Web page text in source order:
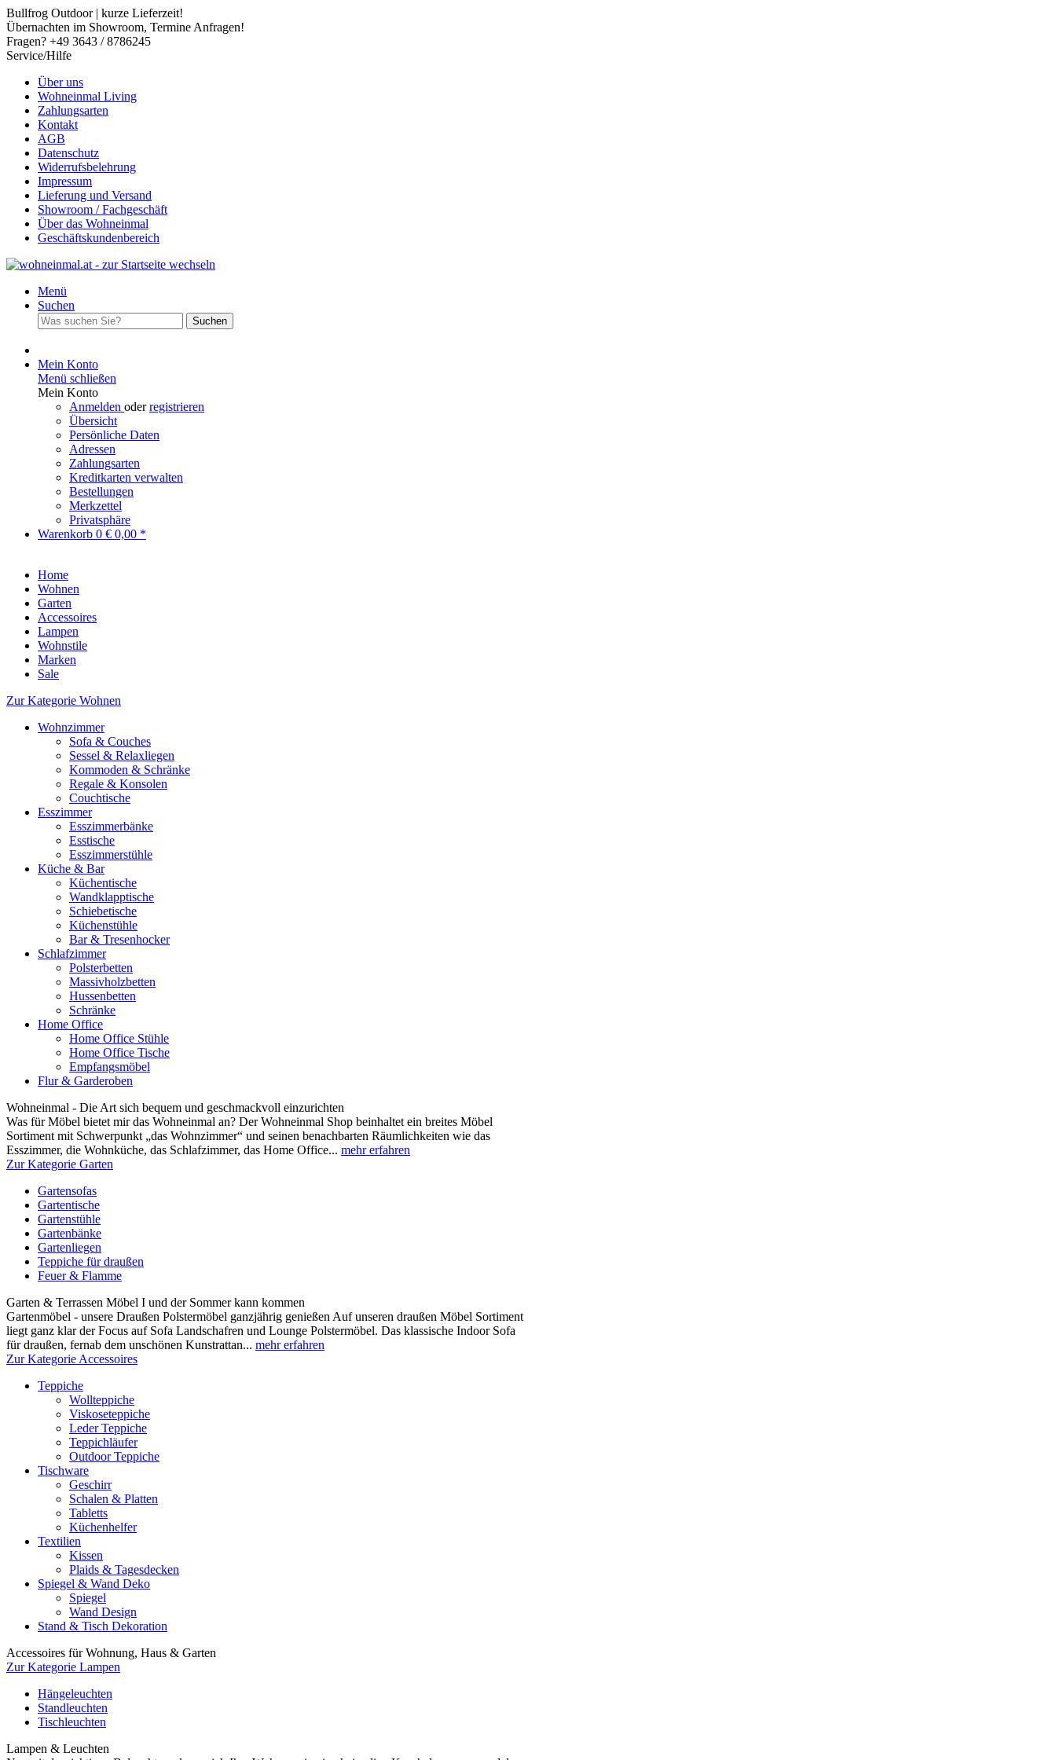
Bullfrog Outdoor | kurze Lieferzeit!
Übernachten im Showroom, Termine Anfragen!
Fragen? +49 3643 / 8786245
Service/Hilfe
Über uns
Wohneinmal Living
Zahlungsarten
Kontakt
AGB
Datenschutz
Widerrufsbelehrung
Impressum
Lieferung und Versand
Showroom / Fachgeschäft
Über das Wohneinmal
Geschäftskundenbereich
Menü
Suchen
Suchen
Mein Konto
Menü schließen
Mein Konto
Anmelden oderregistrieren
Übersicht
Persönliche Daten
Adressen
Zahlungsarten
Kreditkarten verwalten
Bestellungen
Merkzettel
Privatsphäre
Warenkorb 0 € 0,00 *
Home
Wohnen
Garten
Accessoires
Lampen
Wohnstile
Marken
Sale
Zur Kategorie Wohnen
Wohnzimmer
Sofa & Couches
Sessel & Relaxliegen
Kommoden & Schränke
Regale & Konsolen
Couchtische
Esszimmer
Esszimmerbänke
Esstische
Esszimmerstühle
Küche & Bar
Küchentische
Wandklapptische
Schiebetische
Küchenstühle
Bar & Tresenhocker
Schlafzimmer
Polsterbetten
Massivholzbetten
Hussenbetten
Schränke
Home Office
Home Office Stühle
Home Office Tische
Empfangsmöbel
Flur & Garderoben
Wohneinmal - Die Art sich bequem und geschmackvoll einzurichten
Was für Möbel bietet mir das Wohneinmal an? Der Wohneinmal Shop beinhaltet ein breites Möbel
Sortiment mit Schwerpunkt „das Wohnzimmer“ und seinen benachbarten Räumlichkeiten wie das
Esszimmer, die Wohnküche, das Schlafzimmer, das Home Office... mehr erfahren
Zur Kategorie Garten
Gartensofas
Gartentische
Gartenstühle
Gartenbänke
Gartenliegen
Teppiche für draußen
Feuer & Flamme
Garten & Terrassen Möbel I und der Sommer kann kommen
Gartenmöbel - unsere Draußen Polstermöbel ganzjährig genießen Auf unseren draußen Möbel Sortiment
liegt ganz klar der Focus auf Sofa Landschafren und Lounge Polstermöbel. Das klassische Indoor Sofa
für draußen, fernab dem unschönen Kunstrattan... mehr erfahren
Zur Kategorie Accessoires
Teppiche
Wollteppiche
Viskoseteppiche
Leder Teppiche
Teppichläufer
Outdoor Teppiche
Tischware
Geschirr
Schalen & Platten
Tabletts
Küchenhelfer
Textilien
Kissen
Plaids & Tagesdecken
Spiegel & Wand Deko
Spiegel
Wand Design
Stand & Tisch Dekoration
Accessoires für Wohnung, Haus & Garten
Zur Kategorie Lampen
Hängeleuchten
Standleuchten
Tischleuchten
Lampen & Leuchten